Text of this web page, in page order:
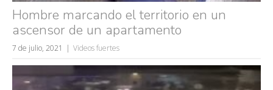
Hombre marcando el territorio en un
ascensor de un apartamento
7 de julio, 2021 Videos fuertes